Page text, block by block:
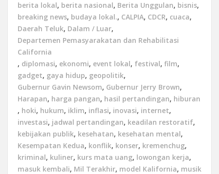
berita lokal, berita nasional, Berita Unggulan, bisnis,
breaking news, budaya lokal., CALPIA, CDCR, cuaca,
Daerah Teluk, Dalam / Luar,
Departemen Pemasyarakatan dan Rehabilitasi
California
, diplomasi, ekonomi, event lokal, festival, film,
gadget, gaya hidup, geopolitik,
Gubernur Gavin Newsom, Gubernur Jerry Brown,
Harapan, harga pangan, hasil pertandingan, hiburan
, hoki, hukum, iklim, inflasi, inovasi, internet,
investasi, jadwal pertandingan, keadilan restoratif,
kebijakan publik, kesehatan, kesehatan mental,
Kesempatan Kedua, konflik, konser, kremenchug,
kriminal, kuliner, kurs mata uang, lowongan kerja,
masuk kembali, Mil Terakhir, model Kalifornia, musik